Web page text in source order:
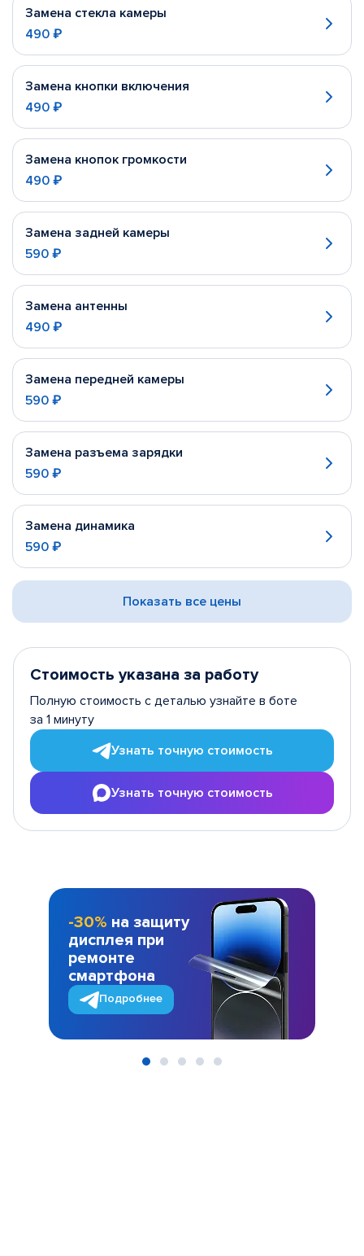
Замена стекла камеры
490 ₽
Замена кнопки включения
490 ₽
Замена кнопок громкости
490 ₽
Замена задней камеры
590 ₽
Замена антенны
490 ₽
Замена передней камеры
590 ₽
Замена разъема зарядки
590 ₽
Замена динамика
590 ₽
Показать все цены
Стоимость указана за работу
Полную стоимость с деталью узнайте в боте
за 1 минуту
Узнать точную стоимость
Узнать точную стоимость
-30% на защиту
дисплея при
ремонте
смартфона
Подробнее